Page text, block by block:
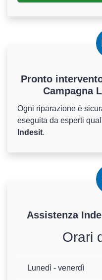
Pronto
Campagna
Ogni riparazione è
eseguita da esperti
Indesit.
Assistenza
Orari
Lunedì - venerdì